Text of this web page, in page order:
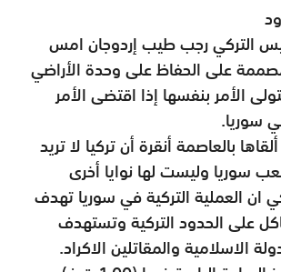
التركي رجب طيب إردوجان امس
مصممة على الحفاظ على وحدة الأراضي
الأمر بنفسها إذا اقتضى الأمر
سوريا.
بالعاصمة أنقرة أن تركيا لا تريد
وليست لها نوايا أخرى
ان العملية التركية في سوريا تهدف
على الحدود التركية وتستهدف
الاسلامية والمقاتلين الاكراد.